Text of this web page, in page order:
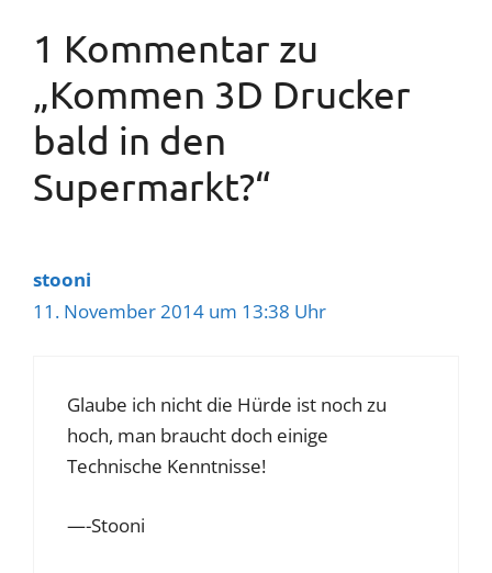
1 Kommentar zu
„Kommen 3D Drucker
bald in den
Supermarkt?“
stooni
11. November 2014 um 13:38 Uhr
Glaube ich nicht die Hürde ist noch zu
hoch, man braucht doch einige
Technische Kenntnisse!
—-Stooni